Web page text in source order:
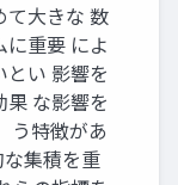
て大きな 数
重要 によ
とい 影響を
な影響を
う特徴があ
集積を重